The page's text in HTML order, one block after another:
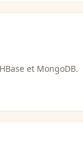
et MongoDB.